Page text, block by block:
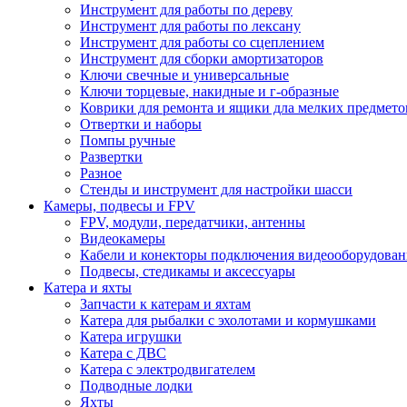
Инструмент для работы по дереву
Инструмент для работы по лексану
Инструмент для работы со сцеплением
Инструмент для сборки амортизаторов
Ключи свечные и универсальные
Ключи торцевые, накидные и г-образные
Коврики для ремонта и ящики дла мелких
Отвертки и наборы
Помпы ручные
Развертки
Разное
Стенды и инструмент для настройки шасси
Камеры, подвесы и FPV
FPV, модули, передатчики, антенны
Видеокамеры
Кабели и конекторы подключения
Подвесы, стедикамы и аксессуары
Катера и яхты
Запчасти к катерам и яхтам
Катера для рыбалки с эхолотами и кормушками
Катера игрушки
Катера с ДВС
Катера с электродвигателем
Подводные лодки
Яхты